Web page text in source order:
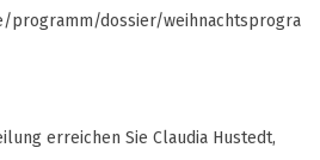
programm/dossier/weihnachtsprogra
erreichen Sie Claudia Hustedt,